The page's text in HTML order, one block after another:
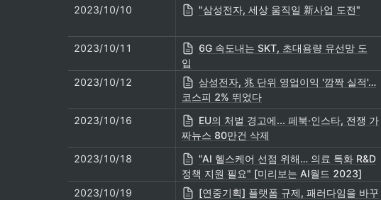
2023/10/10
"삼성전자, 세상 움직일 新사업 도전"
2023/10/11
6G 속도내는 SKT, 초대용량 유선망 도
입
2023/10/12
삼성전자, 兆 단위 영업이익 '깜짝 실적'…
코스피 2% 뛰었다
2023/10/16
EU의 처벌 경고에... 페북·인스타, 전쟁 가
짜뉴스 80만건 삭제
2023/10/18
"AI 헬스케어 선점 위해… 의료 특화 R&D
정책 지원 필요" [미리보는 AI월드 2023]
2023/10/19
[연중기획] 플랫폼 규제, 패러다임을 바꾸